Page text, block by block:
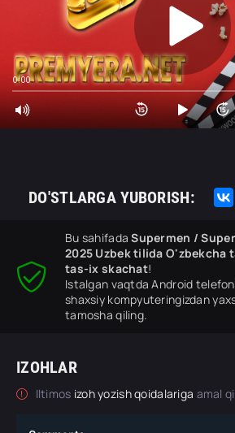
0:00
DO'STLARGA YUBORISH:
Bu sahifadaSupermen /
2025 Uzbek tilida O'zbekcha
tas-ix skachat!
Istalgan vaqtda Android
shaxsiy kompyuteringizdan
tamosha qiling.
IZOHLAR
Iltimos izoh yozish qoidalariga amal